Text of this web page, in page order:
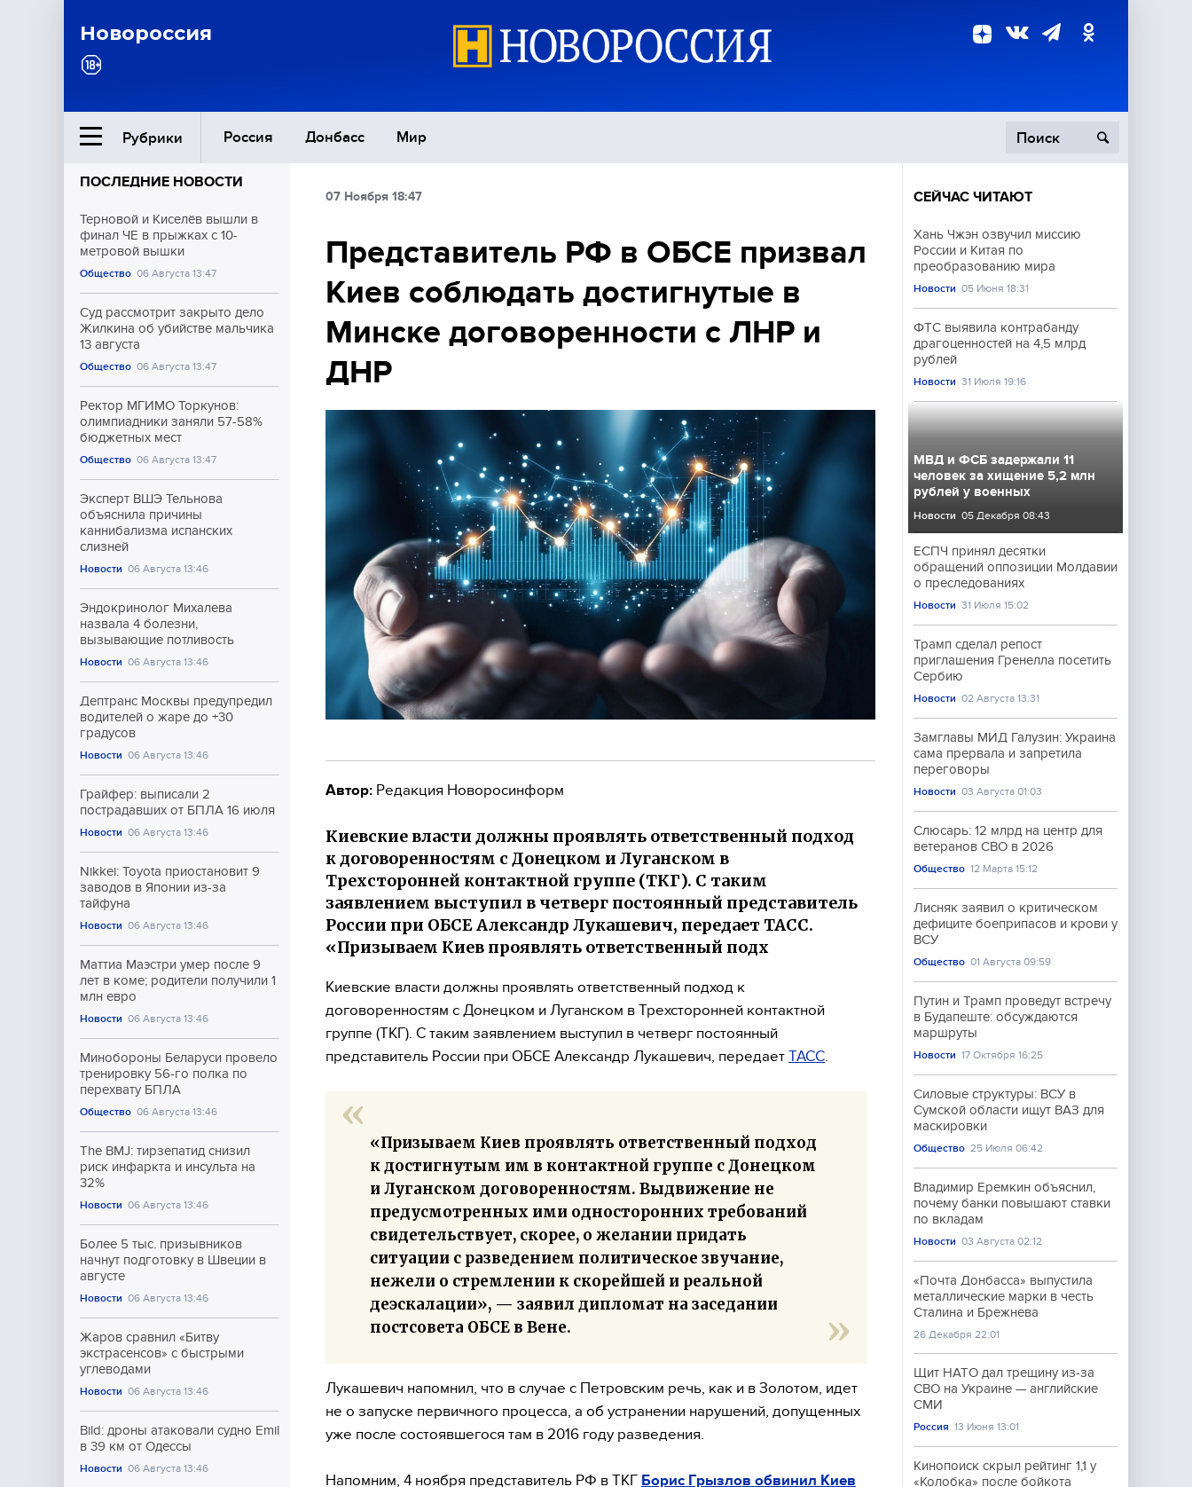
Новороссия
Рубрики Россия Донбасс Мир
Ближний Восток
Общество
Экономика
Происшествия
Культура
ПОСЛЕДНИЕ НОВОСТИ
Терновой и Киселёв вышли в
финал ЧЕ в прыжках с 10-
метровой вышки
Общество 06 Августа 13:47
Суд рассмотрит закрыто дело
Жилкина об убийстве мальчика
13 августа
Общество 06 Августа 13:47
Ректор МГИМО Торкунов:
олимпиадники заняли 57-58%
бюджетных мест
Общество 06 Августа 13:47
Эксперт ВШЭ Тельнова
объяснила причины
каннибализма испанских
слизней
Новости 06 Августа 13:46
Эндокринолог Михалева
назвала 4 болезни,
вызывающие потливость
Новости 06 Августа 13:46
Дептранс Москвы предупредил
водителей о жаре до +30
градусов
Новости 06 Августа 13:46
Грайфер: выписали 2
пострадавших от БПЛА 16 июля
Новости 06 Августа 13:46
Nikkei: Toyota приостановит 9
заводов в Японии из-за
тайфуна
Новости 06 Августа 13:46
Маттиа Маэстри умер после 9
лет в коме; родители получили 1
млн евро
Новости 06 Августа 13:46
Минобороны Беларуси провело
тренировку 56-го полка по
перехвату БПЛА
Общество 06 Августа 13:46
The BMJ: тирзепатид снизил
риск инфаркта и инсульта на
32%
Новости 06 Августа 13:46
Более 5 тыс. призывников
начнут подготовку в Швеции в
августе
Новости 06 Августа 13:46
Жаров сравнил «Битву
экстрасенсов» с быстрыми
углеводами
Новости 06 Августа 13:46
Bild: дроны атаковали судно Emil
в 39 км от Одессы
Новости 06 Августа 13:46
07 Ноября 18:47
Представитель РФ в ОБСЕ призвал
Киев соблюдать достигнутые в
Минске договоренности с ЛНР и
ДНР
Автор: Редакция Новоросинформ
Киевские власти должны проявлять ответственный подход
к договоренностям с Донецком и Луганском в
Трехсторонней контактной группе (ТКГ). С таким
заявлением выступил в четверг постоянный представитель
России при ОБСЕ Александр Лукашевич, передает ТАСС.
«Призываем Киев проявлять ответственный подх
Киевские власти должны проявлять ответственный подход к
договоренностям с Донецком и Луганском в Трехсторонней контактной
группе (ТКГ). С таким заявлением выступил в четверг постоянный
представитель России при ОБСЕ Александр Лукашевич, передает ТАСС
«Призываем Киев проявлять ответственный подход
к достигнутым им в контактной группе с Донецком
и Луганском договоренностям. Выдвижение не
предусмотренных ими односторонних требований
свидетельствует, скорее, о желании придать
ситуации с разведением политическое звучание,
нежели о стремлении к скорейшей и реальной
деэскалации», — заявил дипломат на заседании
постсовета ОБСЕ в Вене.
Лукашевич напомнил, что в случае с Петровским речь, как и в Золотом, идет
не о запуске первичного процесса, а об устранении нарушений, допущенных
уже после состоявшегося там в 2016 году разведения.
Напомним, 4 ноября представитель РФ в ТКГ Борис Грызлов обвинил Киев
СЕЙЧАС ЧИТАЮТ
Хань Чжэн озвучил миссию
России и Китая по
преобразованию мира
Новости 05 Июня 18:31
ФТС выявила контрабанду
драгоценностей на 4,5 млрд
рублей
Новости 31 Июля 19:16
МВД и ФСБ задержали 11
человек за хищение 5,2 млн
рублей у военных
Новости 05 Декабря 08:43
ЕСПЧ принял десятки
обращений оппозиции Молдавии
о преследованиях
Новости 31 Июля 15:02
Трамп сделал репост
приглашения Гренелла посетить
Сербию
Новости 02 Августа 13:31
Замглавы МИД Галузин: Украина
сама прервала и запретила
переговоры
Новости 03 Августа 01:03
Слюсарь: 12 млрд на центр для
ветеранов СВО в 2026
Общество 12 Марта 15:12
Лисняк заявил о критическом
дефиците боеприпасов и крови у
ВСУ
Общество 01 Августа 09:59
Путин и Трамп проведут встречу
в Будапеште: обсуждаются
маршруты
Новости 17 Октября 16:25
Силовые структуры: ВСУ в
Сумской области ищут ВАЗ для
маскировки
Общество 25 Июля 06:42
Владимир Еремкин объяснил,
почему банки повышают ставки
по вкладам
Новости 03 Августа 02:12
«Почта Донбасса» выпустила
металлические марки в честь
Сталина и Брежнева
26 Декабря 22:01
Щит НАТО дал трещину из-за
СВО на Украине — английские
СМИ
Россия 13 Июня 13:01
Кинопоиск скрыл рейтинг 1,1 у
«Колобка» после бойкота